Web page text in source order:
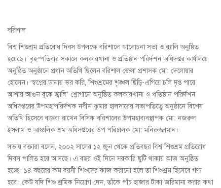
বরিশাল
বিশ্ব শিশুশ্রম প্রতিরোধ দিবস উপলক্ষে বরিশালে আলোচনা সভা ও র‌্যালি অনুষ্ঠিত
হয়েছে। বৃহস্পতিবার সকালে কলকারখানা ও প্রতিষ্ঠান পরির্দশন অধিদপ্তর কার্যালয়ে
অনুষ্ঠিত অনুষ্ঠানে প্রধান অতিথি ছিলেন বরিশাল জেলা প্রশাসক মো: দেলোয়ার
হোসেন। ‘স্বপ্নের ডানায় ভর করি, শিশুশ্রমের শৃঙ্খল ছিঁড়ি-এগিয়ে চলি দৃপ্ত পায়ে,
আশার আগুন বুকে জ্বালি’ শ্লোগানে অনুষ্ঠিত কলকারখানা ও প্রতিষ্ঠান পরির্দশন
অধিদপ্তরের উপমহাপরির্দশক নবীন কুমার হালদারের সভাপতিত্বে অনুষ্ঠানে বিশেষ
অতিথি হিসেবে বক্তব্য রাখেন বিসিক বরিশালের উপমহাব্যবস্থাপক মো: নজরুল
ইসলাম ও আঞ্চলিক শ্রম অধিদপ্তরের উপ পরিচালক মো: মনিরুজ্জামান।
সভায় বক্তারা বলেন, ২০০২ সালের ১২ জুন থেকে প্রতিবছর বিশ্ব শিশুশ্রম প্রতিরোধ
দিবস পালিত হয়ে আসছে। এ বছর ওই দিনে সরকারি ছুটি থাকায় আজ অনুষ্ঠিত
হচ্ছে। ১৪ বছরের কম বয়সী শিশুদের কাজ করানো হলে তা শিশুশ্রম হিসেবে গণ্য
হবে। কেউ যদি শিশু শ্রমিক নিয়োগ দেন, তাঁকে পাঁচ হাজার টাকা জরিমানা করার কথা